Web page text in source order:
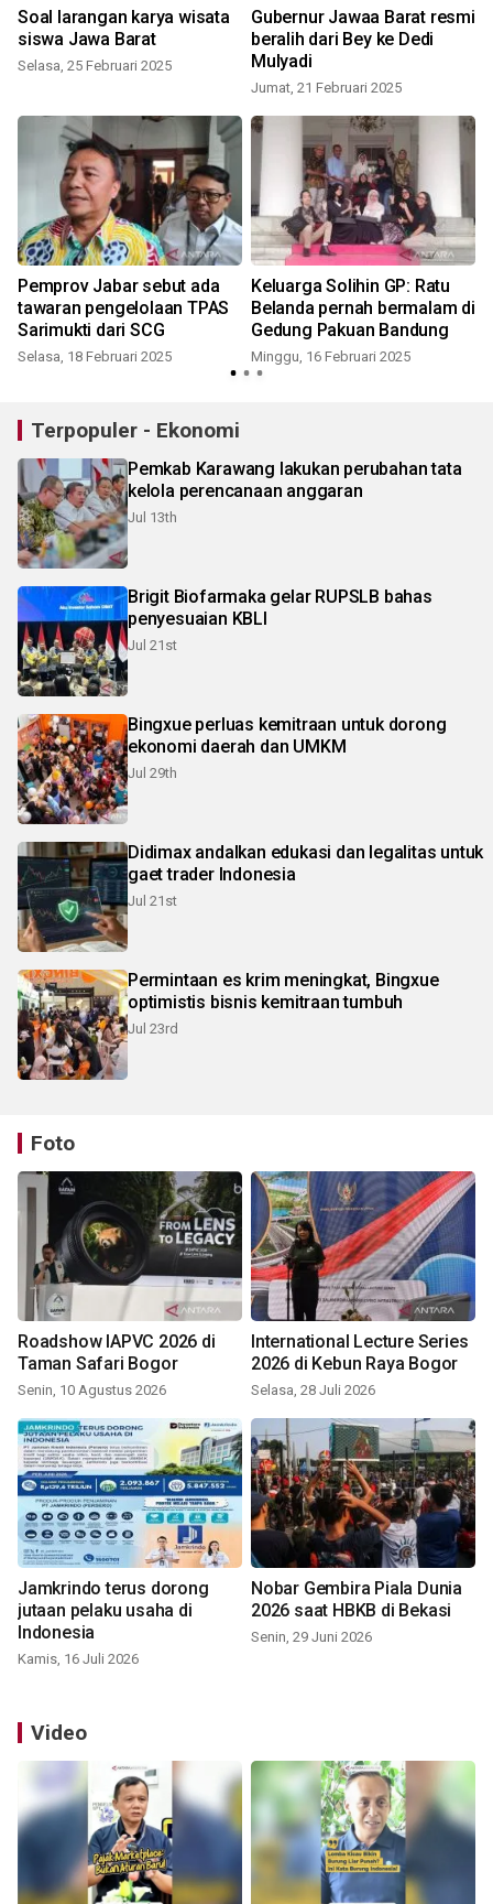
Soal larangan karya wisata
siswa Jawa Barat
Selasa, 25 Februari 2025
Gubernur Jawaa Barat resmi
beralih dari Bey ke Dedi
Mulyadi
Jumat, 21 Februari 2025
Pemprov Jabar sebut ada
tawaran pengelolaan TPAS
Sarimukti dari SCG
Selasa, 18 Februari 2025
Keluarga Solihin GP: Ratu
Belanda pernah bermalam di
Gedung Pakuan Bandung
Minggu, 16 Februari 2025
Terpopuler - Ekonomi
Pemkab Karawang lakukan perubahan tata
kelola perencanaan anggaran
Jul 13th
Brigit Biofarmaka gelar RUPSLB bahas
penyesuaian KBLI
Jul 21st
Bingxue perluas kemitraan untuk dorong
ekonomi daerah dan UMKM
Jul 29th
Didimax andalkan edukasi dan legalitas untuk
gaet trader Indonesia
Jul 21st
Permintaan es krim meningkat, Bingxue
optimistis bisnis kemitraan tumbuh
Jul 23rd
Foto
Roadshow IAPVC 2026 di
Taman Safari Bogor
Senin, 10 Agustus 2026
International Lecture Series
2026 di Kebun Raya Bogor
Selasa, 28 Juli 2026
Jamkrindo terus dorong
jutaan pelaku usaha di
Indonesia
Kamis, 16 Juli 2026
Nobar Gembira Piala Dunia
2026 saat HBKB di Bekasi
Senin, 29 Juni 2026
Video